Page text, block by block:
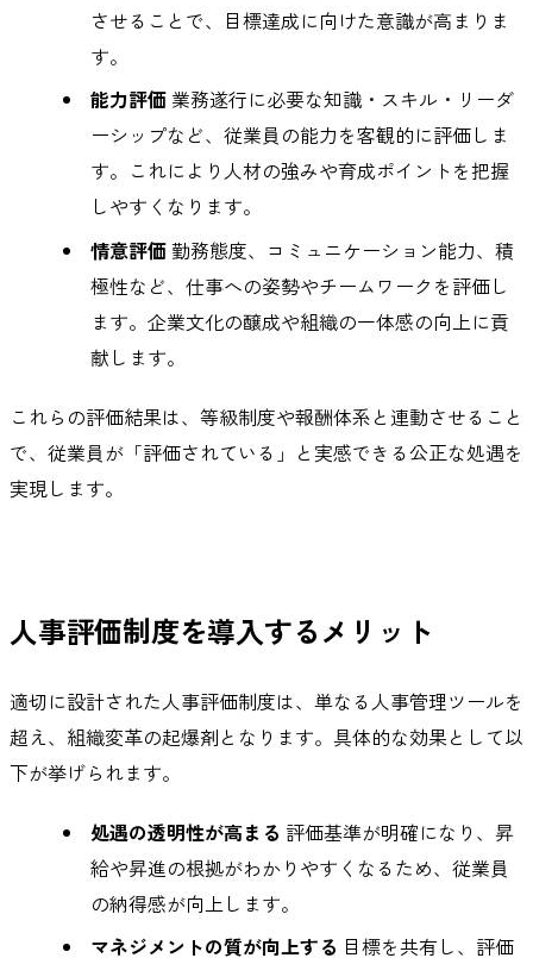
させることで、目標達成に向けた意識が高まりま
す。
能力評価 業務遂行に必要な知識・スキル・リーダ
ーシップなど、従業員の能力を客観的に評価しま
す。これにより人材の強みや育成ポイントを把握
しやすくなります。
情意評価勤務態度、コミュニケーション能力、積
極性など、仕事への姿勢やチームワークを評価し
ます。企業文化の醸成や組織の一体感の向上に貢
献します。
これらの評価結果は、等級制度や報酬体系と連動させること
で、従業員が「評価されている」と実感できる公正な処遇を
実現します。
人事評価制度を導入するメリット
適切に設計された人事評価制度は、単なる人事管理ツールを
超え、組織変革の起爆剤となります。具体的な効果として以
下が挙げられます。
処遇の透明性が高まる 評価基準が明確になり、昇
給や昇進の根拠がわかりやすくなるため、従業員
の納得感が向上します。
マネジメントの質が向上する 目標を共有し、評価